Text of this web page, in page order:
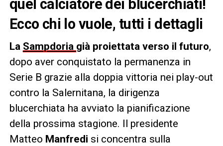
quel calciatore dei blucerchiati!
Ecco chi lo vuole, tutti i dettagli
La Sampdoria già proiettata verso il futuro,
dopo aver conquistato la permanenza in
Serie B grazie alla doppia vittoria nei play-out
contro la Salernitana, la dirigenza
blucerchiata ha avviato la pianificazione
della prossima stagione. Il presidente
Matteo Manfredi si concentra sulla